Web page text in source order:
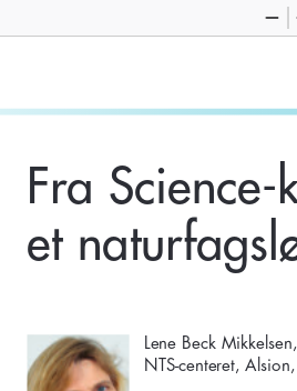
Fra science-
et
Lene Beck
NTS-centeret, Alsion,